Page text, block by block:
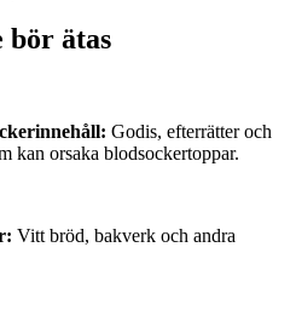
bör ätas
Godis, efterrätter och
kan orsaka blodsockertoppar.
Vitt bröd, bakverk och andra